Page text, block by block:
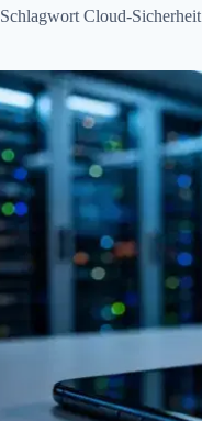
Schlagwort Cloud-Sicherheit